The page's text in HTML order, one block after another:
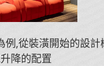
例,從裝潢開始的設計
降的配置